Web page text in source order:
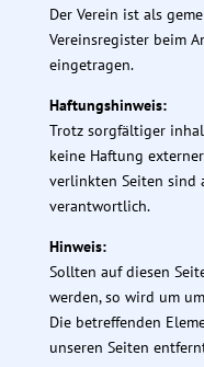
Der Verein ist als
Vereinsregister beim
eingetragen.
Haftungshinweis:
Trotz sorgfältiger
keine Haftung
verlinkten Seiten sind
verantwortlich.
Hinweis:
Sollten auf diesen
werden, so wird um
Die betreffenden
unseren Seiten